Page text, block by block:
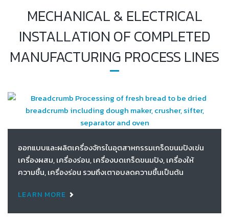
MECHANICAL & ELECTRICAL
INSTALLATION OF COMPLETED
MANUFACTURING PROCESS LINES
ออกแบบและผลิตเครื่องจักรในอุตสาหกรรมเกร็ดขนมปังเข่น
เครื่องผสม, เครื่องร่อน, เครื่องบดเกร็ดขนมปัง, เครื่องให้
ความชื้น, เครื่องร่อน รวมถึงเตาอบลดความชื้นเป็นต้น
LEARN MORE